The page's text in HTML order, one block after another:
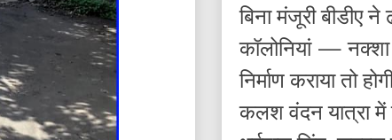
बिना मंजूरी बीडीए
कॉलोनियां — नक्शा
निर्माण कराया तो
कलश वंदन यात्रा में